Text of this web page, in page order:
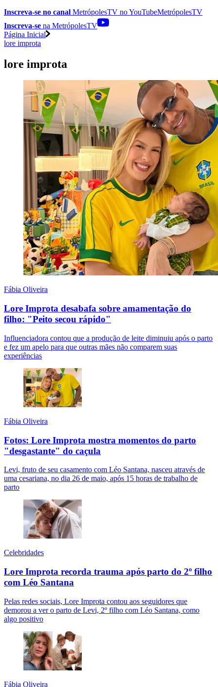
Inscreva-se no canal MetrópolesTV noYouTubeMetrópolesTV
Inscreva-se na MetrópolesTV
Página Inicial
lore improta
lore improta
Fábia Oliveira
Lore Improta desabafa sobre amamentação do
filho: "Peito secou rápido"
Influenciadora contou que a produção de leite diminuiu após o parto
e fez um apelo para que outras mães não comparem suas
experiências
Fábia Oliveira
Fotos: Lore Improta mostra momentos do parto
"desgastante" do caçula
Levi, fruto de seu casamento com Léo Santana, nasceu através de
uma cesariana, no dia 26 de maio, após 15 horas de trabalho de
parto
Celebridades
Lore Improta recorda trauma após parto do 2º filho
com Léo Santana
Pelas redes sociais, Lore Improta contou aos seguidores que
demorou a ver o parto de Levi, 2º filho com Léo Santana, como
algo positivo
Fábia Oliveira